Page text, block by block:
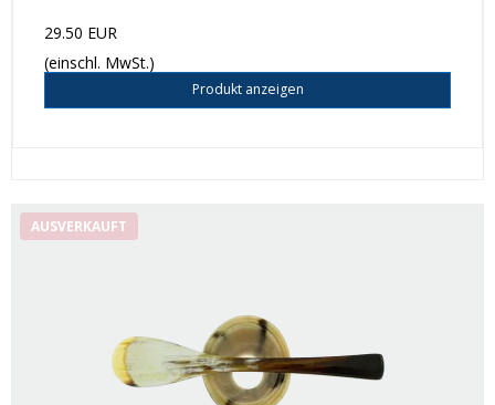
29.50 EUR
(einschl. MwSt.)
Produkt anzeigen
AUSVERKAUFT